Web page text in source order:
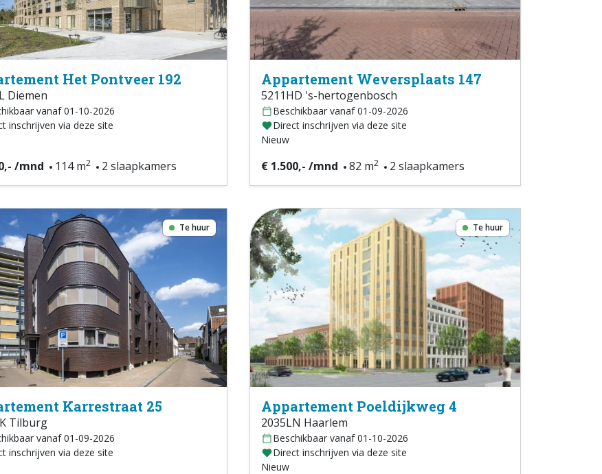
Het Pontveer 192
Diemen
vanaf 01-10-2026
inschrijven via deze site
/mnd 114 m2 2 slaapkamers
Appartement Weversplaats 147
5211HD 's-hertogenbosch
Beschikbaar vanaf 01-09-2026
Direct inschrijven via deze site
Nieuw
€ 1.500,- /mnd 82 m2 2 slaapkamers
Te huur
Karrestraat 25
Tilburg
vanaf 01-09-2026
inschrijven via deze site
Te huur
Appartement Poeldijkweg 4
2035LN Haarlem
Beschikbaar vanaf 01-10-2026
Direct inschrijven via deze site
Nieuw